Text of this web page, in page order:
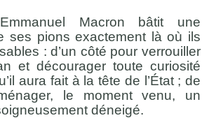
Macron bâtit une
ses pions exactement là où ils
: d’un côté pour verrouiller
et décourager toute curiosité
aura fait à la tête de l’État ; de
le moment venu, un
déneigé.